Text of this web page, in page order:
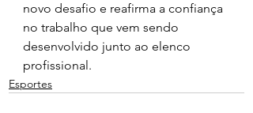
novo desafio e reafirma a confiança
no trabalho que vem sendo
desenvolvido junto ao elenco
profissional.
Esportes